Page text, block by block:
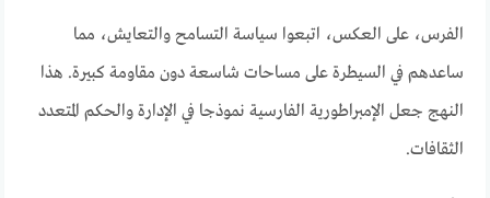
الفرس، على العكس، اتبعوا سياسة التسامح والتعايش، مما
ساعدهم في السيطرة على مساحات شاسعة دون مقاومة كبيرة. هذا
النهج جعل الإمبراطورية الفارسية نموذجا في الإدارة والحكم المتعدد
الثقافات.